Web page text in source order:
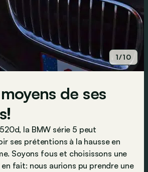
1/10
de ses
la BMW série 5 peut
ses prétentions à la hausse en
Soyons fous et choisissons une
fait: nous aurions pu prendre une